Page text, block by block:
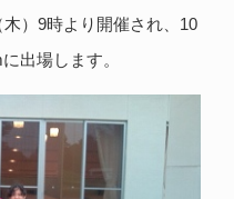
）9時より開催され、10
出場します。